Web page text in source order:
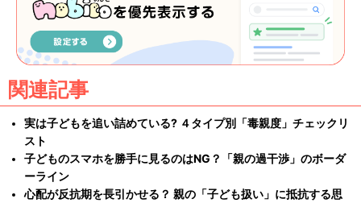
関連記事
実は子どもを追い詰めている? ４タイプ別「毒親度」チェックリ
スト
子どものスマホを勝手に見るのはNG？「親の過干渉」のボーダ
ーライン
心配が反抗期を長引かせる？ 親の「子ども扱い」に抵抗する思